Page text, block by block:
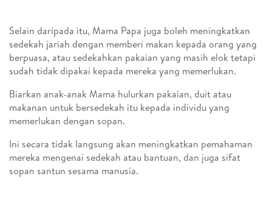
Selain daripada itu, Mama Papa juga boleh meningkatkan
sedekah jariah dengan memberi makan kepada orang yang
berpuasa, atau sedekahkan pakaian yang masih elok tetapi
sudah tidak dipakai kepada mereka yang memerlukan.
Biarkan anak-anak Mama hulurkan pakaian, duit atau
makanan untuk bersedekah itu kepada individu yang
memerlukan dengan sopan.
Ini secara tidak langsung akan meningkatkan pemahaman
mereka mengenai sedekah atau bantuan, dan juga sifat
sopan santun sesama manusia.